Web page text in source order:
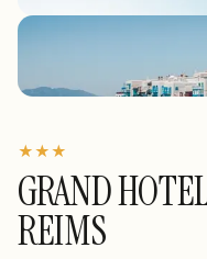
★★★
GRAND
REIMS